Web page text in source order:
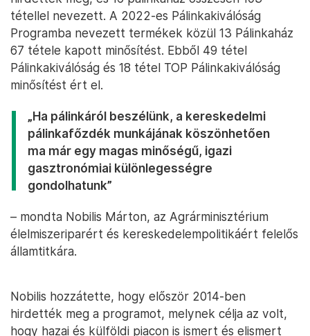
tétellel nevezett. A 2022-es Pálinkakiválóság
Programba nevezett termékek közül 13 Pálinkaház
67 tétele kapott minősítést. Ebből 49 tétel
Pálinkakiválóság és 18 tétel TOP Pálinkakiválóság
minősítést ért el.
„Ha pálinkáról beszélünk, a kereskedelmi
pálinkafőzdék munkájának köszönhetően
ma már egy magas minőségű, igazi
gasztronómiai különlegességre
gondolhatunk”
– mondta Nobilis Márton, az Agrárminisztérium
élelmiszeriparért és kereskedelempolitikáért felelős
államtitkára.
Nobilis hozzátette, hogy először 2014-ben
hirdették meg a programot, melynek célja az volt,
hogy hazai és külföldi piacon is ismert és elismert